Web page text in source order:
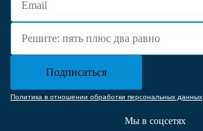
Политика в отношении обработки персональных данных
Мы в соцсетях